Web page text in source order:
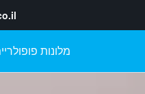
מלונות